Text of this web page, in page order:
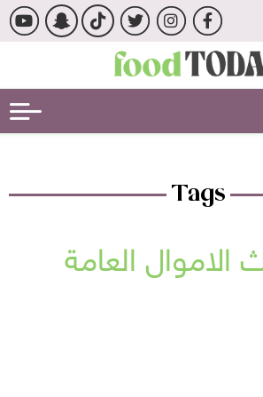
Tags
الاموال العامة